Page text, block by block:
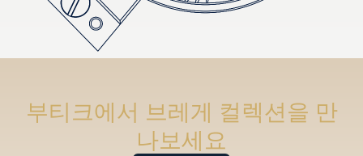
부티크에서 브레게 컬렉션을 만
나보세요